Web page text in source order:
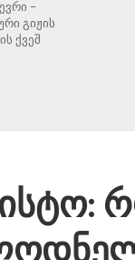
–
გიჟის
ქვეშ